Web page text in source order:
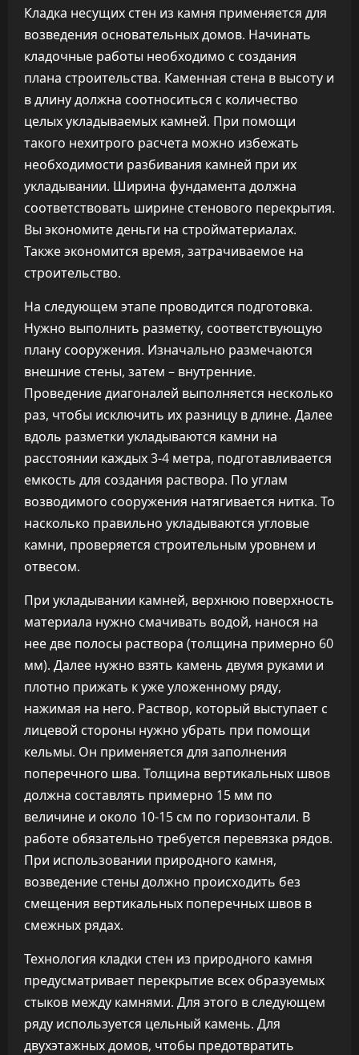
Кладка несущих стен из камня применяется для
возведения основательных домов. Начинать
кладочные работы необходимо с создания
плана строительства. Каменная стена в высоту и
в длину должна соотноситься с количество
целых укладываемых камней. При помощи
такого нехитрого расчета можно избежать
необходимости разбивания камней при их
укладывании. Ширина фундамента должна
соответствовать ширине стенового перекрытия.
Вы экономите деньги на стройматериалах.
Также экономится время, затрачиваемое на
строительство.
На следующем этапе проводится подготовка.
Нужно выполнить разметку, соответствующую
плану сооружения. Изначально размечаются
внешние стены, затем – внутренние.
Проведение диагоналей выполняется несколько
раз, чтобы исключить их разницу в длине. Далее
вдоль разметки укладываются камни на
расстоянии каждых 3-4 метра, подготавливается
емкость для создания раствора. По углам
возводимого сооружения натягивается нитка. То
насколько правильно укладываются угловые
камни, проверяется строительным уровнем и
отвесом.
При укладывании камней, верхнюю поверхность
материала нужно смачивать водой, нанося на
нее две полосы раствора (толщина примерно 60
мм). Далее нужно взять камень двумя руками и
плотно прижать к уже уложенному ряду,
нажимая на него. Раствор, который выступает с
лицевой стороны нужно убрать при помощи
кельмы. Он применяется для заполнения
поперечного шва. Толщина вертикальных швов
должна составлять примерно 15 мм по
величине и около 10-15 см по горизонтали. В
работе обязательно требуется перевязка рядов.
При использовании природного камня,
возведение стены должно происходить без
смещения вертикальных поперечных швов в
смежных рядах.
Технология кладки стен из природного камня
предусматривает перекрытие всех образуемых
стыков между камнями. Для этого в следующем
ряду используется цельный камень. Для
двухэтажных домов, чтобы предотвратить